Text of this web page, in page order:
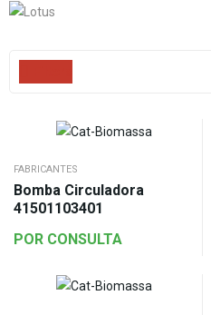
FABRICANTES
Bomba Circuladora
41501103401
POR CONSULTA